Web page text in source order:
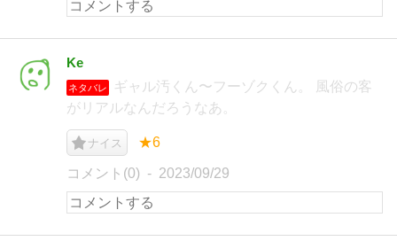
Ke
ネタバレ
ギャル汚くん〜フーゾクくん。 風俗の客
がリアルなんだろうなあ。
ナイス ★6
コメント(0) 2023/09/29